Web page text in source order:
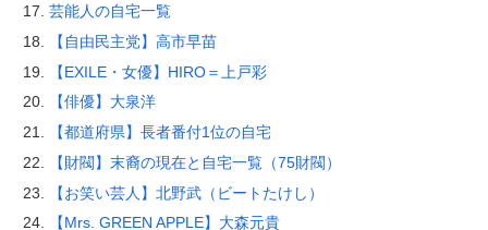
芸能人の自宅一覧
【自由民主党】高市早苗
【EXILE・女優】HIRO＝上戸彩
【俳優】大泉洋
【都道府県】長者番付1位の自宅
【財閥】末裔の現在と自宅一覧（75財閥）
【お笑い芸人】北野武（ビートたけし）
【Mrs. GREEN APPLE】大森元貴